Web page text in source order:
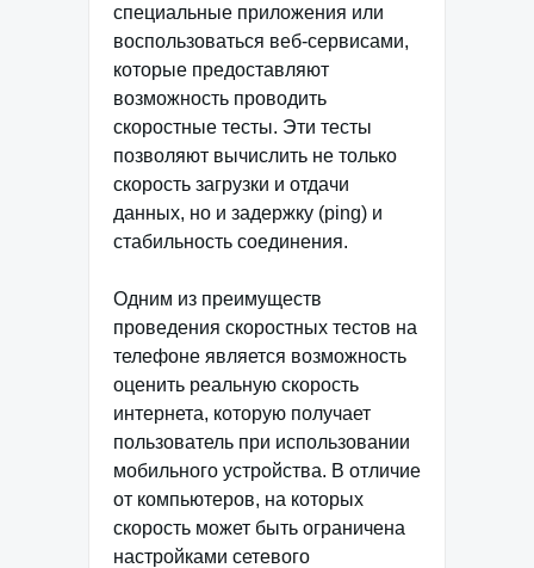
специальные приложения или
воспользоваться веб-сервисами,
которые предоставляют
возможность проводить
скоростные тесты. Эти тесты
позволяют вычислить не только
скорость загрузки и отдачи
данных, но и задержку (ping) и
стабильность соединения.
Одним из преимуществ
проведения скоростных тестов на
телефоне является возможность
оценить реальную скорость
интернета, которую получает
пользователь при использовании
мобильного устройства. В отличие
от компьютеров, на которых
скорость может быть ограничена
настройками сетевого